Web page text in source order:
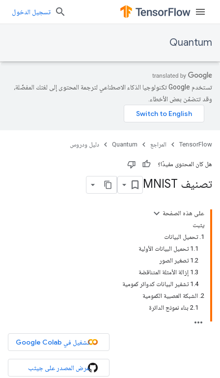
تسجيل الدخول
Quantum
تستخدم Google تكنولوجيا الذكاء الاصطناعي لترجمة المحتوى إلى لغتك المفضّلة،
وقد تتضمّن بعض الأخطاء.
TensorFlow المراجع Quantum دليل ودروس
هل كان المحتوى مفيدًا؟
تصنيف MNIST
على هذه الصفحة
يثبت
1. تحميل البيانات
1.1 تحميل البيانات الأولية
1.2 تصغير الصور
1.3 إزالة الأمثلة المتناقضة
1.4 تشفير البيانات كدوائر كمومية
2. الشبكة العصبية الكمومية
2.1 بناء نموذج الدائرة
تشغيل في Google Colab
عرض المصدر على جيثب